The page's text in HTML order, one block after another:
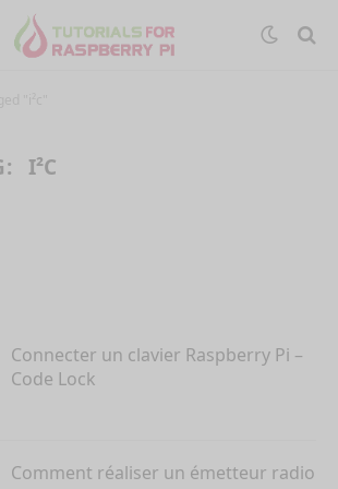
I²C
Connecter un clavier Raspberry Pi –
Code Lock
Comment réaliser un émetteur radio